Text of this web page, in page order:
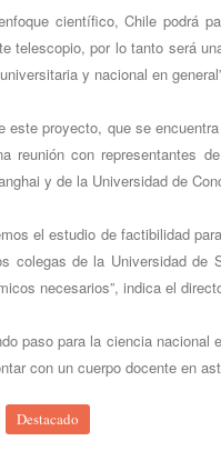
científico, Chile podrá
telescopio, por lo tanto será
y nacional en
este proyecto, que se
reunión con representantes
y de la Universidad de
el estudio de factibilidad
colegas de la Universidad de
necesarios”, indica el
paso para la ciencia
con un cuerpo docente en
Destacado